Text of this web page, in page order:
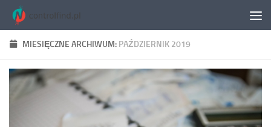
Skip to content
MIESIĘCZNE ARCHIWUM: PAŹDZIERNIK 2019